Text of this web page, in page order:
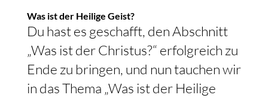
Was ist der Heilige Geist?
Du hast es geschafft, den Abschnitt
„Was ist der Christus?“ erfolgreich zu
Ende zu bringen, und nun tauchen wir
in das Thema „Was ist der Heilige